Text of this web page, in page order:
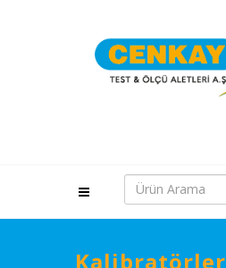
Kalibratörler